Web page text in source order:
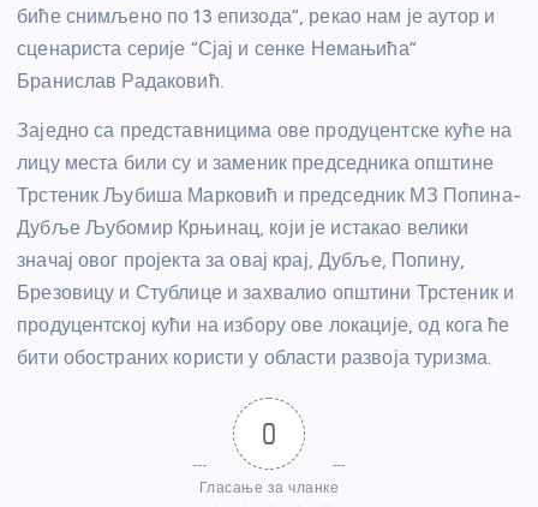
биће снимљено по 13 епизода“, рекао нам је аутор и
сценариста серије “Сјај и сенке Немањића“
Бранислав Радаковић.
Заједно са представницима ове продуцентске куће на
лицу места били су и заменик председника општине
Трстеник Љубиша Марковић и председник МЗ Попина-
Дубље Љубомир Крњинац, који је истакао велики
значај овог пројекта за овај крај, Дубље, Попину,
Брезовицу и Стублице и захвалио општини Трстеник и
продуцентској кући на избору ове локације, од кога ће
бити обостраних користи у области развоја туризма.
0
Гласање за чланке